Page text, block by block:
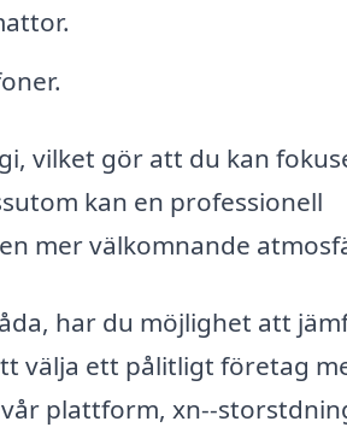
vilket gör att du kan
kan en professionell
mer välkomnande
har du möjlighet att
välja ett pålitligt företag
plattform, xn--